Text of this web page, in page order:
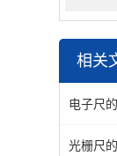
相关
光栅尺